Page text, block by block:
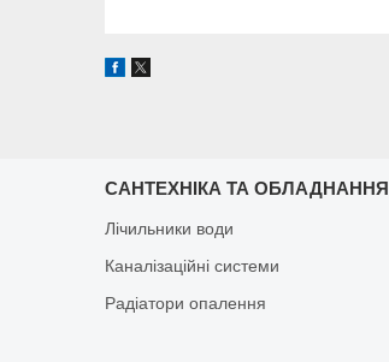
САНТЕХНІКА ТА ОБЛАДНАННЯ
Лічильники води
Каналізаційні системи
Радіатори опалення